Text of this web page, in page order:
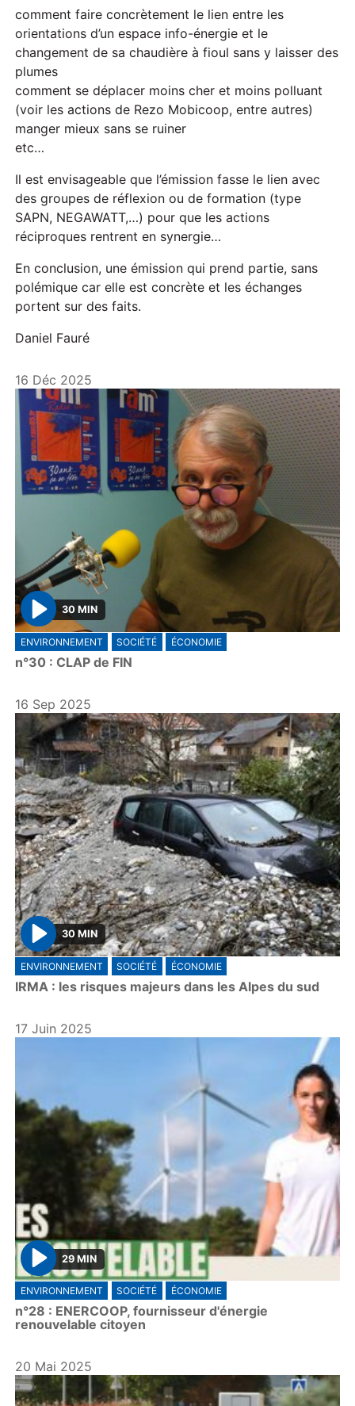
comment faire concrètement le lien entre les
orientations d’un espace info-énergie et le
changement de sa chaudière à fioul sans y laisser des
plumes
comment se déplacer moins cher et moins polluant
(voir les actions de Rezo Mobicoop, entre autres)
manger mieux sans se ruiner
etc…
Il est envisageable que l’émission fasse le lien avec
des groupes de réflexion ou de formation (type
SAPN, NEGAWATT,…) pour que les actions
réciproques rentrent en synergie…
En conclusion, une émission qui prend partie, sans
polémique car elle est concrète et les échanges
portent sur des faits.
Daniel Fauré
16 Déc 2025
P
l
a
30 MIN
ENVIRONNEMENT SOCIÉTÉ ÉCONOMIE
n°30 : CLAP de FIN
16 Sep 2025
P
l
a
30 MIN
ENVIRONNEMENT SOCIÉTÉ ÉCONOMIE
IRMA : les risques majeurs dans les Alpes du sud
17 Juin 2025
P
l
a
y
29 MIN
ENVIRONNEMENT SOCIÉTÉ ÉCONOMIE
n°28 : ENERCOOP, fournisseur d'énergie
renouvelable citoyen
20 Mai 2025